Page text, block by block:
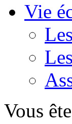
Vie
Vous